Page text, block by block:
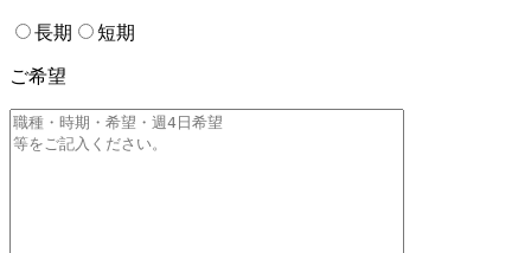
長期 短期
ご希望